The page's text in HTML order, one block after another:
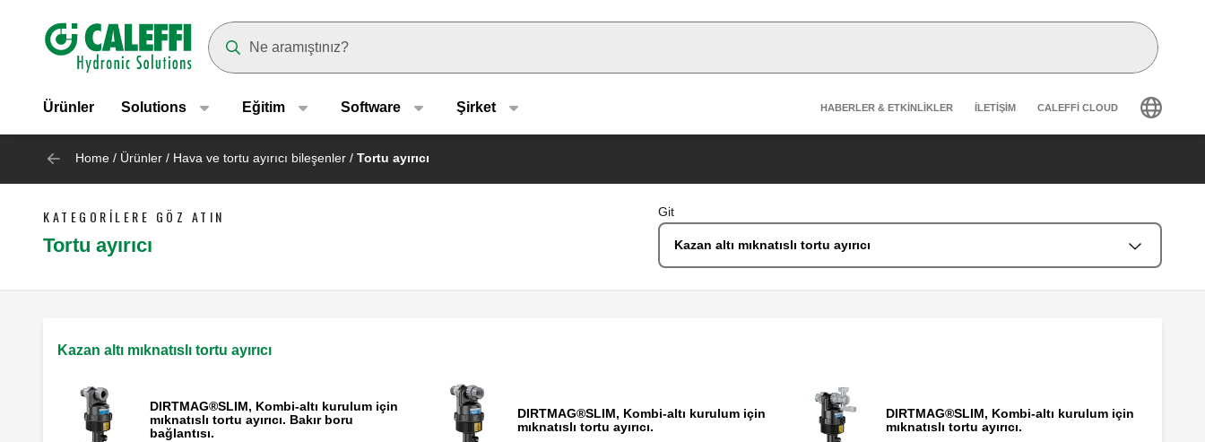
Header main navigation
Ürünler Solutions Eğitim Software Şirket Header secondary navigation
HABERLER & ETKINLIKLER İLETIŞIM CALEFFI CLOUD
Home / Ürünler / Hava ve tortu ayırıcı bileşenler / Tortu ayırıcı
KATEGORILERE GÖZ ATIN
Tortu ayırıcı
Git
Kazan altı mıknatıslı tortu ayırıcı
Kazan altı mıknatıslı tortu ayırıcı
DIRTMAG®SLIM, Kombi-altı kurulum için
mıknatıslı tortu ayırıcı. Bakır boru
bağlantısı.
DIRTMAG®SLIM, Kombi-altı kurulum için
mıknatıslı tortu ayırıcı.
DIRTMAG®SLIM, Kombi-altı kurulum için
mıknatıslı tortu ayırıcı.